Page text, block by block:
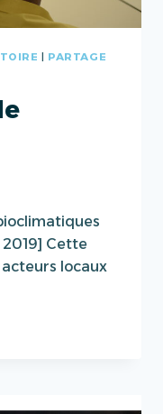
PARTAGE
Cette
locaux